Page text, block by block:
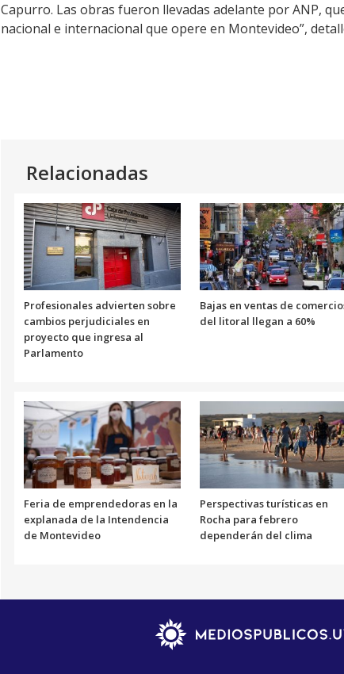
Capurro. Las obras fueron llevadas adelante por ANP,
nacional e internacional que opere en Montevideo”,
Relacionadas
Profesionales advierten sobre
cambios perjudiciales en
proyecto que ingresa al
Parlamento
Bajas en ventas de
del litoral llegan a 60%
Feria de emprendedoras en la
explanada de la Intendencia
de Montevideo
Perspectivas turísticas en
Rocha para febrero
dependerán del clima